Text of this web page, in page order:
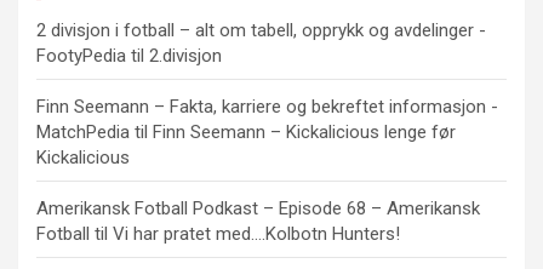
2 divisjon i fotball – alt om tabell, opprykk og avdelinger -
FootyPedia til 2.divisjon
Finn Seemann – Fakta, karriere og bekreftet informasjon -
MatchPedia til Finn Seemann – Kickalicious lenge før
Kickalicious
Amerikansk Fotball Podkast – Episode 68 – Amerikansk
Fotball til Vi har pratet med….Kolbotn Hunters!